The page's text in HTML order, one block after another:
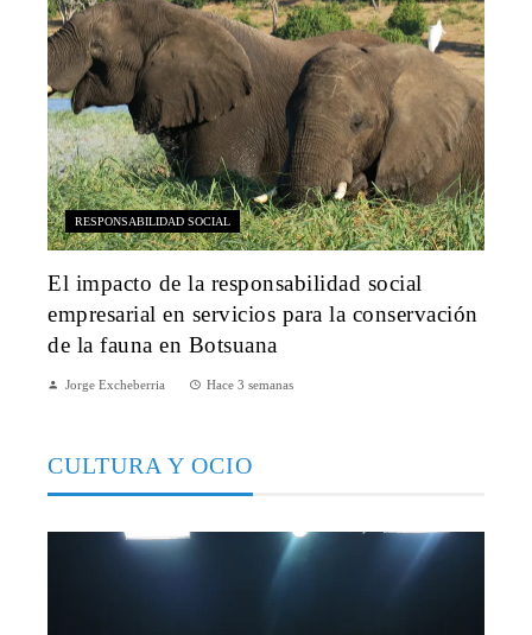
RESPONSABILIDAD SOCIAL
El impacto de la responsabilidad social
empresarial en servicios para la conservación
de la fauna en Botsuana
Jorge Excheberria Hace 3 semanas
CULTURA Y OCIO